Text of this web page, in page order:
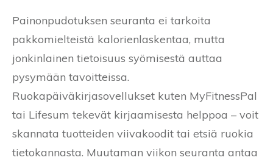
Painonpudotuksen seuranta ei tarkoita
pakkomielteistä kalorienlaskentaa, mutta
jonkinlainen tietoisuus syömisestä auttaa
pysymään tavoitteissa.
Ruokapäiväkirjasovellukset kuten MyFitnessPal
tai Lifesum tekevät kirjaamisesta helppoa – voit
skannata tuotteiden viivakoodit tai etsiä ruokia
tietokannasta. Muutaman viikon seuranta antaa